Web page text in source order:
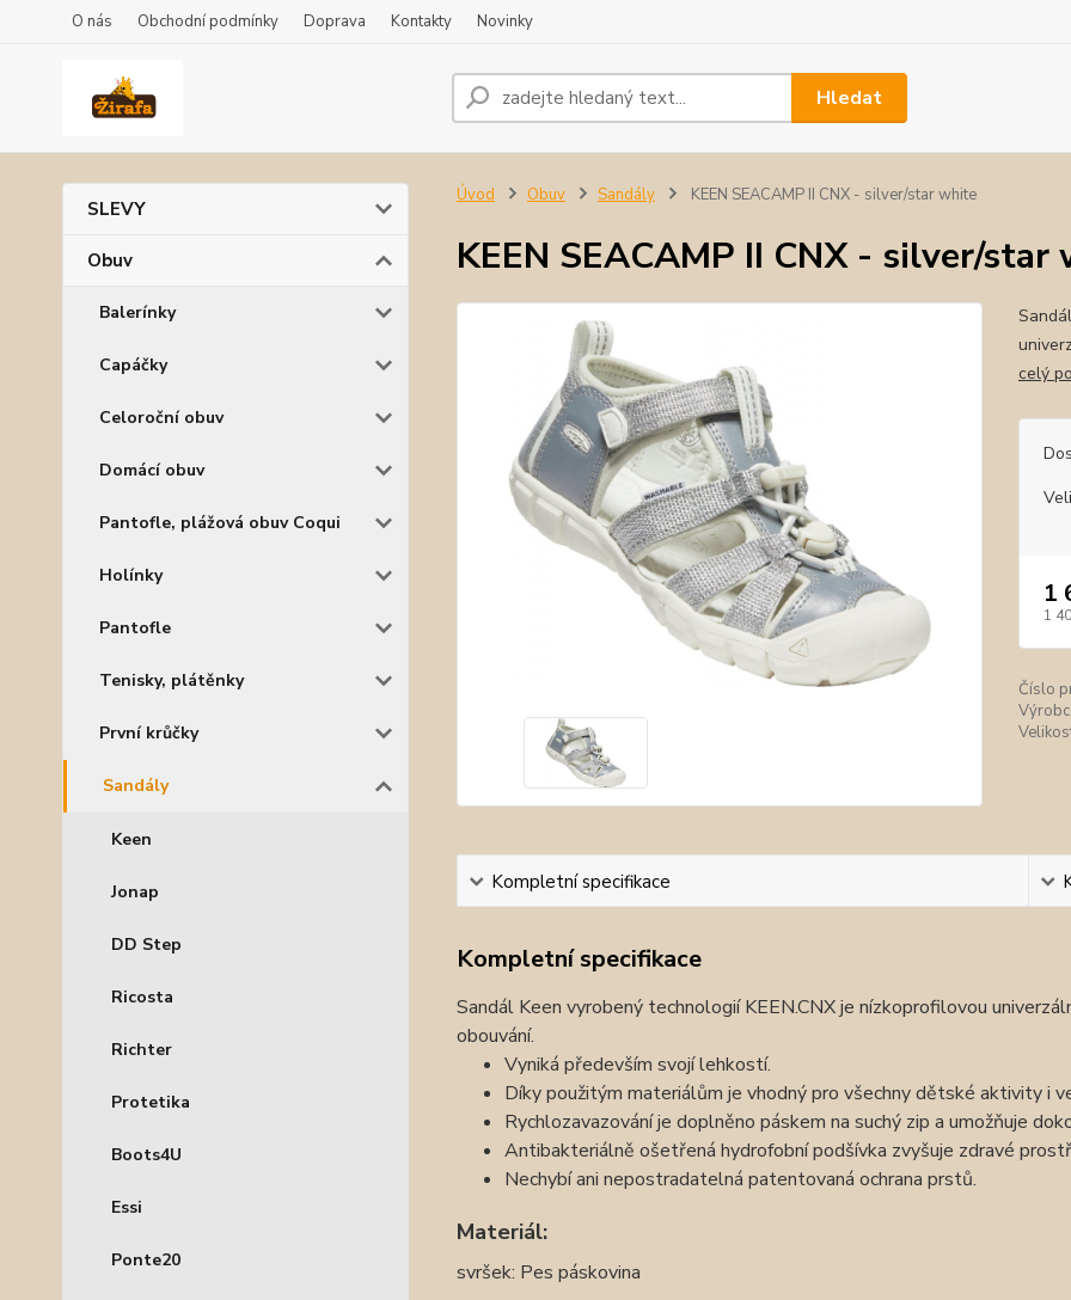
O nás Obchodní podmínky Doprava Kontakty Novinky
Hledat
SLEVY
Obuv
Balerínky
Capáčky
Celoroční obuv
Domácí obuv
Pantofle, plážová obuv Coqui
Holínky
Pantofle
Tenisky, plátěnky
První krůčky
Sandály
Keen
Jonap
DD Step
Ricosta
Richter
Protetika
Boots4U
Essi
Ponte20
Úvod Obuv Sandály KEEN SEACAMP II CNX - silver/star white
KEEN SEACAMP II CNX - silver/star
celý
1
1
Číslo
Kompletní specifikace
Kompletní specifikace
Sandál Keen vyrobený technologií KEEN.CNX je nízkoprofilovou
obouvání.
Vyniká především svojí lehkostí.
Díky použitým materiálům je vhodný pro všechny dětské aktivity i
Rychlozavazování je doplněno páskem na suchý zip a umožňuje
Antibakteriálně ošetřená hydrofobní podšívka zvyšuje zdravé
Nechybí ani nepostradatelná patentovaná ochrana prstů.
Materiál:
svršek: Pes páskovina